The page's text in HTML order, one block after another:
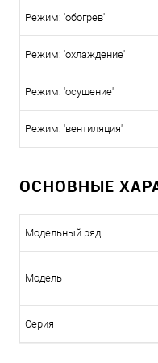
Режим: 'обогрев'
Режим: 'охлаждение'
Режим: 'осушение'
Режим: 'вентиляция'
ОСНОВНЫЕ
Модельный ряд
Модель
Серия